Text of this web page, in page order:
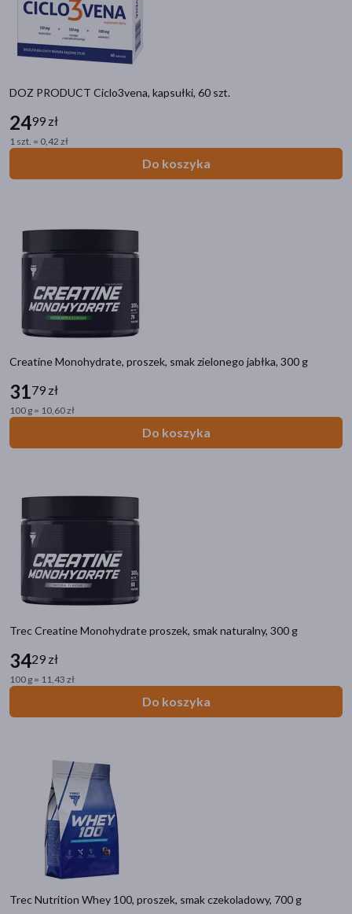
Hit
DOZ PRODUCT Ciclo3vena, kapsułki, 60 szt.
2499 zł
1 szt. = 0,42 zł
Do koszyka
Creatine Monohydrate, proszek, smak zielonego jabłka, 300 g
3179 zł
100 g = 10,60 zł
Do koszyka
Trec Creatine Monohydrate proszek, smak naturalny, 300 g
3429 zł
100 g = 11,43 zł
Do koszyka
Trec Nutrition Whey 100, proszek, smak czekoladowy, 700 g